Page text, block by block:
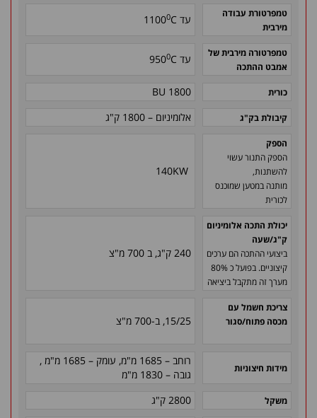
טמפרטורת עבודה
מירבית
עד C
11000
טמפרטורה מירבית של
אמבט ההתכה
עד C
9500
כורית BU 1800
קיבולת בק"ג אלומיניום – 1800 ק"ג
הספק
הספק התנור עשוי
להשתנות,
מותנה במטען שמוכנס
לכורית
140KW
יכולת התכה אלומיניום
ק"ג/שעה
ביצועי ההתכה הם ערכים
מערך זה מתקבל ביציאה
240 ק"ג, ב 700 מ"צ
צריכת חשמל עם
מכסה פתוח/סגור
15/25, ב-700 מ"צ
מידות חיצוניות
רוחב – 1685 מ"מ, עומק – 1685 מ"מ ,
גובה – 1830 מ"מ
משקל 2800 ק"ג